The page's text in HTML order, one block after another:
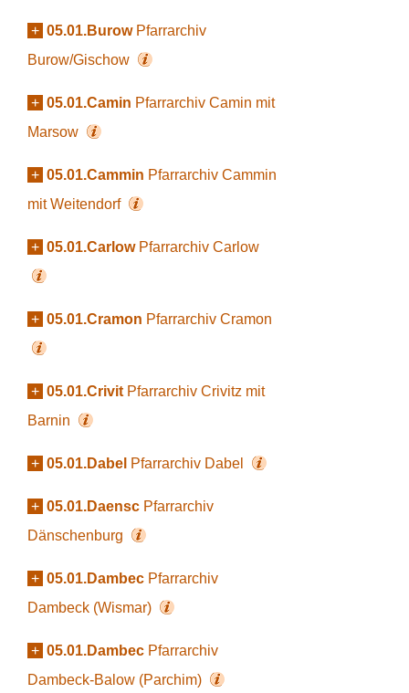
+ 05.01.Burow Pfarrarchiv
Burow/Gischow
+ 05.01.Camin Pfarrarchiv Camin mit
Marsow
+ 05.01.Cammin Pfarrarchiv Cammin
mit Weitendorf
+ 05.01.Carlow Pfarrarchiv Carlow
+ 05.01.Cramon Pfarrarchiv Cramon
+ 05.01.Crivit Pfarrarchiv Crivitz mit
Barnin
+ 05.01.Dabel Pfarrarchiv Dabel
+ 05.01.Daensc Pfarrarchiv
Dänschenburg
+ 05.01.Dambec Pfarrarchiv
Dambeck (Wismar)
+ 05.01.Dambec Pfarrarchiv
Dambeck-Balow (Parchim)